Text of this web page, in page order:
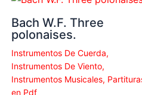
Bach W.F. Three
polonaises.
Instrumentos De Cuerda,
Instrumentos De Viento,
Instrumentos Musicales,
en Pdf